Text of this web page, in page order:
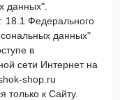
данных".
18.1 Федерального
данных"
в
сети Интернет на
shop.ru
к Сайту.